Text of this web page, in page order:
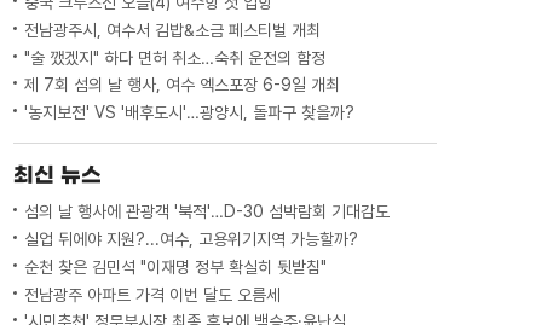
전남광주시, 여수서 김밥&소금 페스티벌 개최
"술 깼겠지" 하다 면허 취소…숙취 운전의 함정
제 7회 섬의 날 행사, 여수 엑스포장 6-9일 개최
'농지보전' VS '배후도시'…광양시, 돌파구 찾을까?
최신 뉴스
섬의 날 행사에 관광객 '북적'…D-30 섬박람회 기대감도
실업 뒤에야 지원?...여수, 고용위기지역 가능할까?
순천 찾은 김민석 "이재명 정부 확실히 뒷받침"
전남광주 아파트 가격 이번 달도 오름세